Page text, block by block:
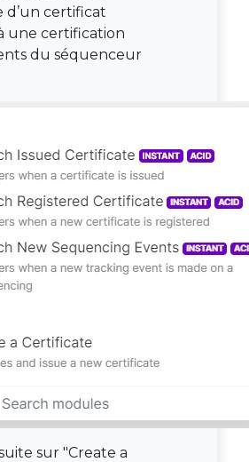
d’un certificat
une certification
du séquenceur
sur "Create a